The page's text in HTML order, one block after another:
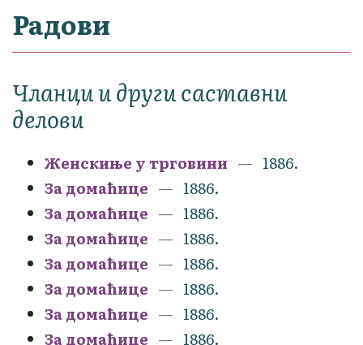
Радови
Чланци и други саставни
делови
Женскиње у трговини
1886.
За домаћице
1886.
За домаћице
1886.
За домаћице
1886.
За домаћице
1886.
За домаћице
1886.
За домаћице
1886.
За домаћице
1886.